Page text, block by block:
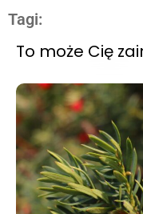
Tagi:
To może Cię